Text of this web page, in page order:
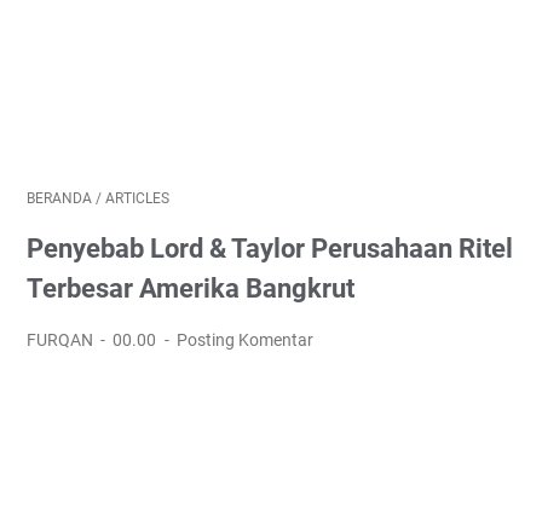
BERANDA / ARTICLES
Penyebab Lord & Taylor Perusahaan Ritel
Terbesar Amerika Bangkrut
FURQAN 00.00 Posting Komentar